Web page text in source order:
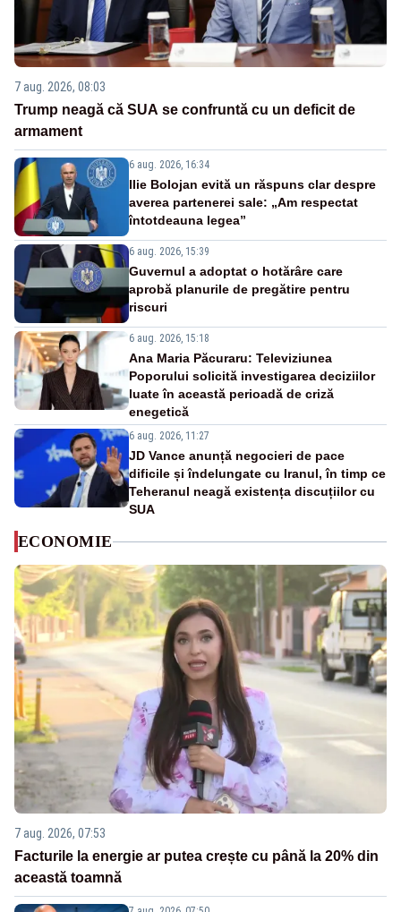
7 aug. 2026, 08:03
Trump neagă că SUA se confruntă cu un deficit de
armament
6 aug. 2026, 16:34
Ilie Bolojan evită un răspuns clar despre
averea partenerei sale: „Am respectat
întotdeauna legea”
6 aug. 2026, 15:39
Guvernul a adoptat o hotărâre care
aprobă planurile de pregătire pentru
riscuri
6 aug. 2026, 15:18
Ana Maria Păcuraru: Televiziunea
Poporului solicită investigarea deciziilor
luate în această perioadă de criză
enegetică
6 aug. 2026, 11:27
JD Vance anunță negocieri de pace
dificile și îndelungate cu Iranul, în timp ce
Teheranul neagă existența discuțiilor cu
SUA
ECONOMIE
7 aug. 2026, 07:53
Facturile la energie ar putea crește cu până la 20% din
această toamnă